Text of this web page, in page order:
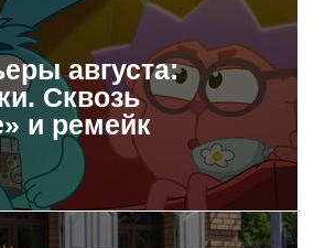
августа:
Сквозь
и ремейк